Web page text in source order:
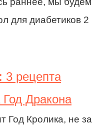
для диабетиков 2
3 рецепта
Год Дракона
Год Кролика, не за